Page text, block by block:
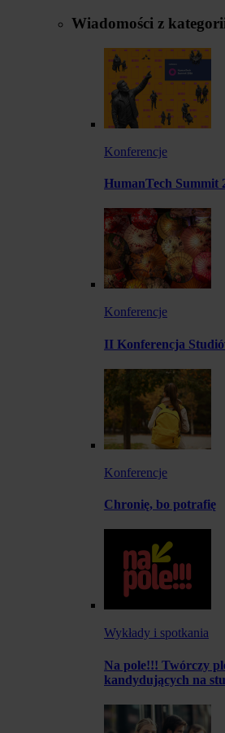
Wiadomości z
Konferencje
HumanTech Summit
Konferencje
II Konferencja
Konferencje
Chronię, bo potrafię
Wykłady i spotkania
Na pole!!! Twórczy
kandydujących na